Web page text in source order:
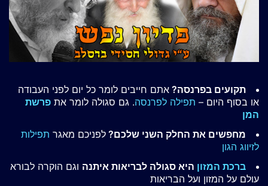
תקועים בפרנסה? אתם חייבים לומר כל יום לפני העבודה
או בסוף היום – תפילה לפרנסה. גם סגולה לומר את פרשת
המן
מחפשים את החלק השני שלכם? לפניכם מאגר תפילות
לזיווג הגון
ברכת המזון היא סגולה לבריאות איתנה וגם הוקרה לבורא
עולם על המזון ועל הבריאות